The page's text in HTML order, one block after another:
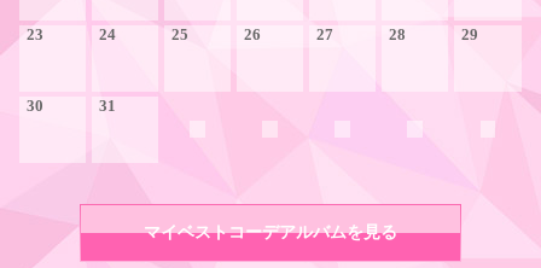
23 24 25 26 27 28 29
30 31
マイベストコーデアルバムを見る